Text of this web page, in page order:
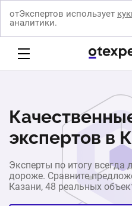
отЭкспертов использует
аналитики.
экспертов в
Эксперты по итогу
дороже. Сравните
Казани, 48 реальных